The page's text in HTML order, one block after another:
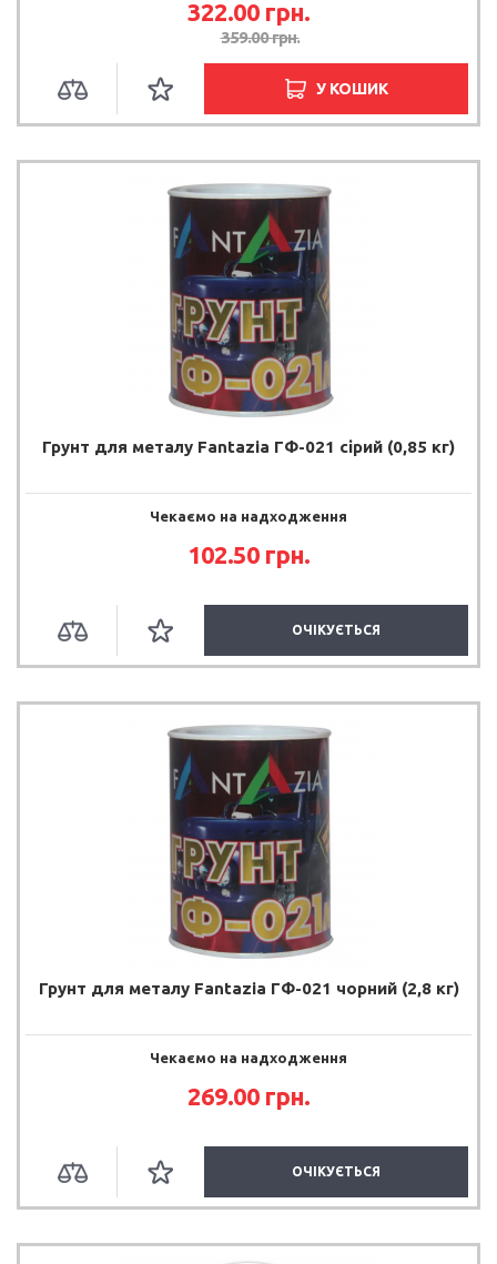
322.00 грн.
359.00 грн.
У КОШИК
Грунт для металу Fantazia ГФ-021 сірий (0,85 кг)
Чекаємо на надходження
102.50 грн.
ОЧІКУЄТЬСЯ
Грунт для металу Fantazia ГФ-021 чорний (2,8 кг)
Чекаємо на надходження
269.00 грн.
ОЧІКУЄТЬСЯ